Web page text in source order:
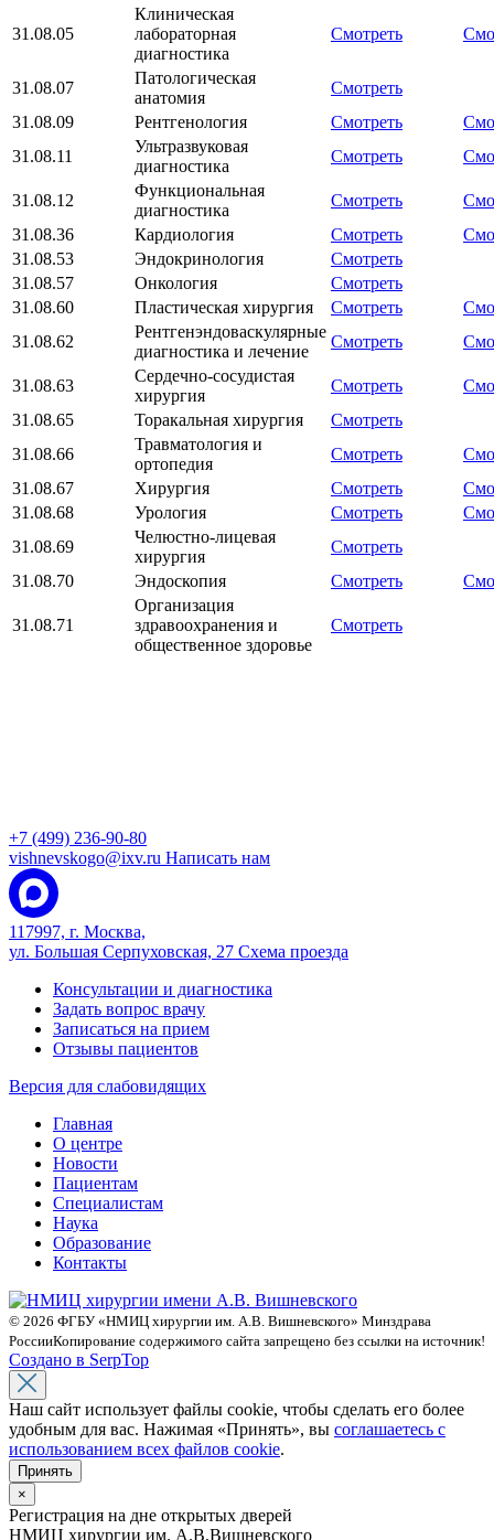
31.08.05
Клиническая
лабораторная
диагностика
Смотреть
31.08.07
Патологическая
анатомия
Смотреть
31.08.09
Рентгенология Смотреть
31.08.11
Ультразвуковая
диагностика
Смотреть
31.08.12
Функциональная
диагностика
Смотреть
31.08.36
Кардиология Смотреть
31.08.53
Эндокринология
Смотреть
31.08.57
Онкология
Смотреть
31.08.60
Пластическая хирургия Смотреть
31.08.62
Рентгенэндоваскулярные
диагностика и лечение
Смотреть
31.08.63
Сердечно-сосудистая
хирургия
Смотреть
31.08.65
Торакальная хирургия
Смотреть
31.08.66
Травматология и
ортопедия
Смотреть
31.08.67
Хирургия Смотреть
31.08.68
Урология Смотреть
31.08.69
Челюстно-лицевая
хирургия
Смотреть
31.08.70
Эндоскопия Смотреть
31.08.71
Организация
здравоохранения и
общественное здоровье
Смотреть
+7 (499) 236-90-80
vishnevskogo@ixv.ru Написать нам
117997, г. Москва,
ул. Большая Серпуховская, 27 Схема проезда
Консультации и диагностика
Задать вопрос врачу
Записаться на прием
Отзывы пациентов
Версия для слабовидящих
Главная
О центре
Новости
Пациентам
Специалистам
Наука
Образование
Контакты
© 2026 ФГБУ «НМИЦ хирургии им. А.В. Вишневского» Минздрава
РоссииКопирование содержимого сайта запрещено без ссылки на источник!
Создано в SerpTop
Наш сайт использует файлы cookie, чтобы сделать его более
удобным для вас. Нажимая «Принять», вы соглашаетесь с
использованием всех файлов cookie.
Принять
×
Регистрация на дне открытых дверей
НМИЦ хирургии им. А.В.Вишневского